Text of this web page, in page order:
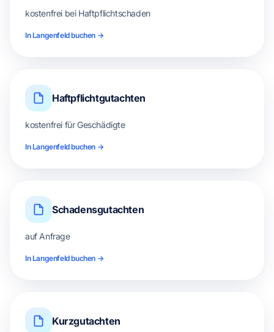
kostenfrei bei Haftpflichtschaden
In Langenfeld buchen →
Haftpflichtgutachten
kostenfrei für Geschädigte
In Langenfeld buchen →
Schadensgutachten
auf Anfrage
In Langenfeld buchen →
Kurzgutachten